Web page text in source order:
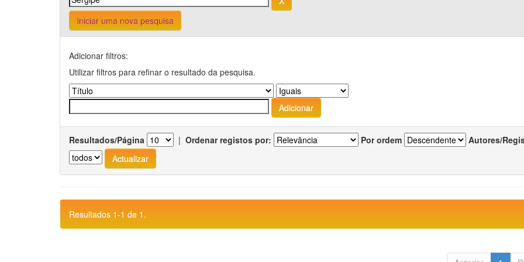
Iniciar uma nova pesquisa
Adicionar filtros:
Utilizar filtros para refinar o resultado da pesquisa.
Resultados/Página | Ordenar registos por: Por ordem Autores/
Resultados 1-1 de 1.